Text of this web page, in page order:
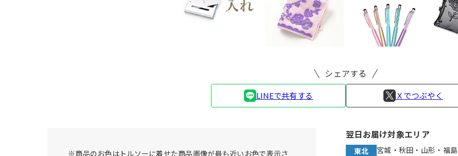
シェアする
LINEで共有する Ｘでつぶやく
※商品のお色はトルソーに着せた商品画像が最も近いお色で表示さ
翌日お届け対象エリア
東北 宮城・秋田・山形・福島